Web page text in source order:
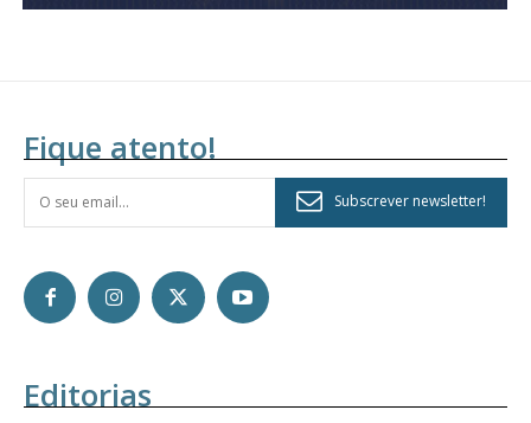
Fique atento!
Subscrever newsletter!
Editorias